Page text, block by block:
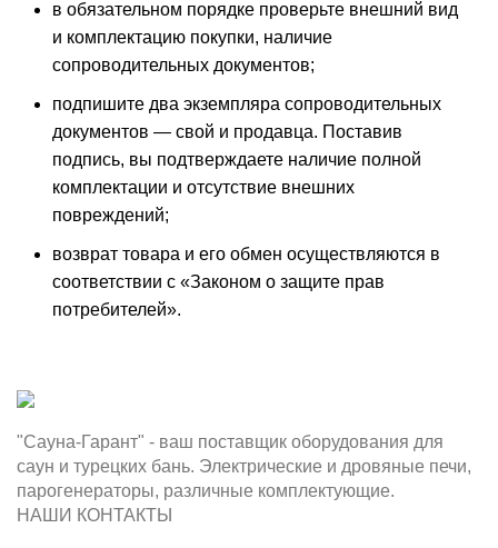
в обязательном порядке проверьте внешний вид
и комплектацию покупки, наличие
сопроводительных документов;
подпишите два экземпляра сопроводительных
документов — свой и продавца. Поставив
подпись, вы подтверждаете наличие полной
комплектации и отсутствие внешних
повреждений;
возврат товара и его обмен осуществляются в
соответствии с «Законом о защите прав
потребителей».
"Сауна-Гарант" - ваш поставщик оборудования для
саун и турецких бань. Электрические и дровяные печи,
парогенераторы, различные комплектующие.
НАШИ КОНТАКТЫ